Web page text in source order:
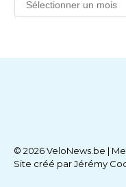
© 2026 VeloNews.be |
Site créé parJérémy